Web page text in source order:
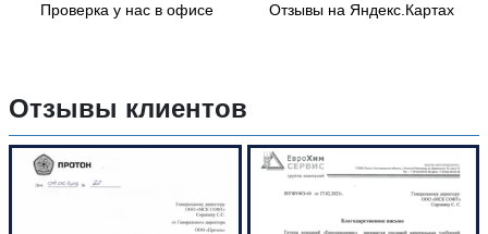
Проверка у нас в офисе Отзывы на Яндекс.Картах
Отзывы клиентов